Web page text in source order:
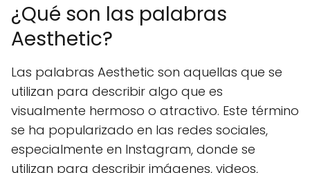
¿Qué son las palabras
Aesthetic?
Las palabras Aesthetic son aquellas que se
utilizan para describir algo que es
visualmente hermoso o atractivo. Este término
se ha popularizado en las redes sociales,
especialmente en Instagram, donde se
utilizan para describir imágenes, videos,